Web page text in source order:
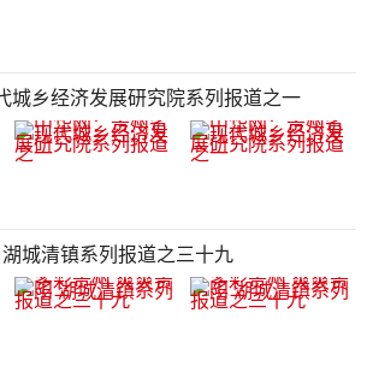
城乡经济发展研究院系列报道之一
城清镇系列报道之三十九